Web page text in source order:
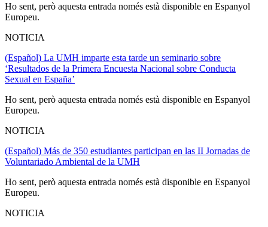
Ho sent, però aquesta entrada només està disponible en Espanyol
Europeu.
NOTICIA
(Español) La UMH imparte esta tarde un seminario sobre
‘Resultados de la Primera Encuesta Nacional sobre Conducta
Sexual en España’
Ho sent, però aquesta entrada només està disponible en Espanyol
Europeu.
NOTICIA
(Español) Más de 350 estudiantes participan en las II Jornadas de
Voluntariado Ambiental de la UMH
Ho sent, però aquesta entrada només està disponible en Espanyol
Europeu.
NOTICIA